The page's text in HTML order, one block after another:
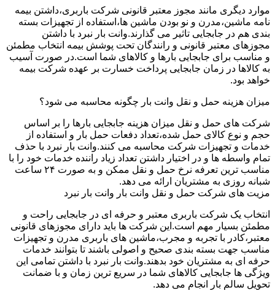
موارد دیگری مانند مجوز معتبر قانونی شرکت باربری،داشتن بیمه
نامه ماشین،مدرن و نو بودن ماشین ها،استفاده از تجهیزات بسته
بندی هم در جابجایی تاثیر می گذارند.وانت بار نبرد با داشتن
مجوزهای معتبر قانونی و رانندگان تحت پوشش بیمه انتخاب مطمئن
و مناسب برای جابجایی بارها و کالاهای شما است.در صورت آسیب
به کالاها در زمان جابجایی پرداخت خسارت بر عهده شرکت بیمه
خواهد بود.
میزان هزینه حمل و نقل وانت بار چگونه محاسبه می شود؟
شرکت های حمل و نقل میزان هزینه جابجایی بارها را بر اساس
حجم و نوع کالای حمل شده،تعداد دفعات حمل بار و استفاده از
خدمات و تجهیزات شرکت محاسبه می کنند.وانت بار نبرد با حذف
تمام واسطه ها و در اختیار داشتن تعداد زیاد راننده خدمات خود را با
مناسب ترین تعرفه نرخ حمل و نقل ممکن و به صورت ۲۴ ساعت
شبانه روزی به مشتریان ارائه می دهد.
مزیت های شرکت حمل و نقل وانت بار وانت بار نبرد
انتخاب یک شرکت باربری معتبر و حرفه ای در جابجایی راحت و
مطمئن بسیار مهم است.این شرکت ها باید دارای مجوزهای قانونی
معتبر،کادر با تجربه و مجرب،ماشین های باربری مدرن و تجهیزات
مناسب جهت بسته بندی صحیح و اصولی باشند تا بتوانند خدمات
حرفه ای به مشتریان خود بدهند.وانت بار نبرد با داشتن تمامی این
ویژگی ها جابجایی کالاهای شما در سریع ترین زمان و با ضمانت
تحویل سالم بار انجام می دهد.